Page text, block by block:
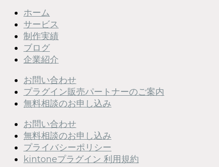
ホーム
サービス
制作実績
ブログ
企業紹介
お問い合わせ
プラグイン販売パートナーのご案内
無料相談のお申し込み
お問い合わせ
無料相談のお申し込み
プライバシーポリシー
kintoneプラグイン 利用規約